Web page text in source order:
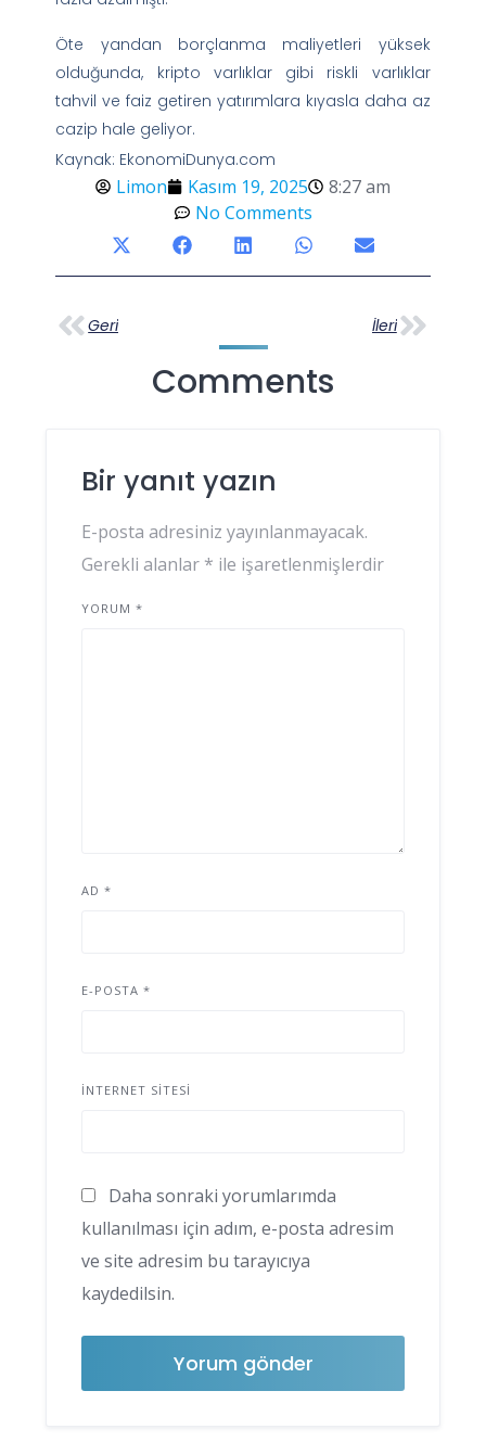
Öte yandan borçlanma maliyetleri yüksek
olduğunda, kripto varlıklar gibi riskli varlıklar
tahvil ve faiz getiren yatırımlara kıyasla daha az
cazip hale geliyor.
Kaynak: EkonomiDunya.com
Limon Kasım 19, 2025
8:27 am
No Comments
Geri İleri
Comments
Bir yanıt yazın
E-posta adresiniz yayınlanmayacak.
Gerekli alanlar * ile işaretlenmişlerdir
YORUM *
AD *
E-POSTA *
İNTERNET SITESI
Daha sonraki yorumlarımda
kullanılması için adım, e-posta adresim
ve site adresim bu tarayıcıya
kaydedilsin.